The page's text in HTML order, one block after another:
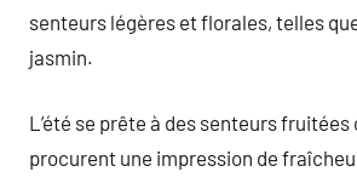
senteurs légères et florales, telles
jasmin.
L’été se prête à des senteurs
procurent une impression de